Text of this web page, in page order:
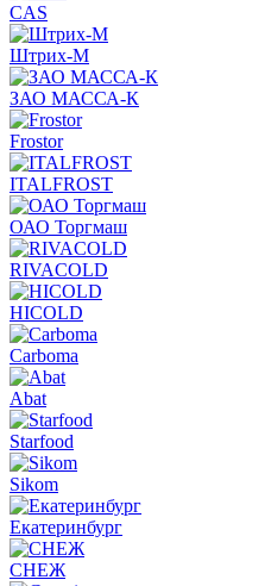
CAS
Штрих-М
ЗАО МАССА-К
Frostor
ITALFROST
ОАО Торгмаш
RIVACOLD
HICOLD
Carboma
Abat
Starfood
Sikom
Екатеринбург
СНЕЖ